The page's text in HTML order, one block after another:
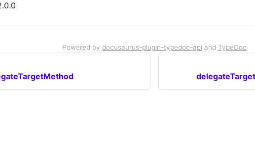
Powered by docusaurus-plugin-typedoc-api and TypeDoc